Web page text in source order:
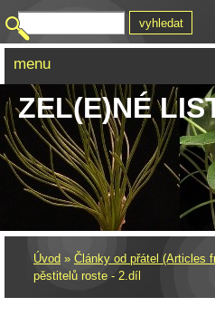
ZEL(E)NÉ
Úvod » Články od přátel (Articles
pěstitelů roste - 2.díl
menu